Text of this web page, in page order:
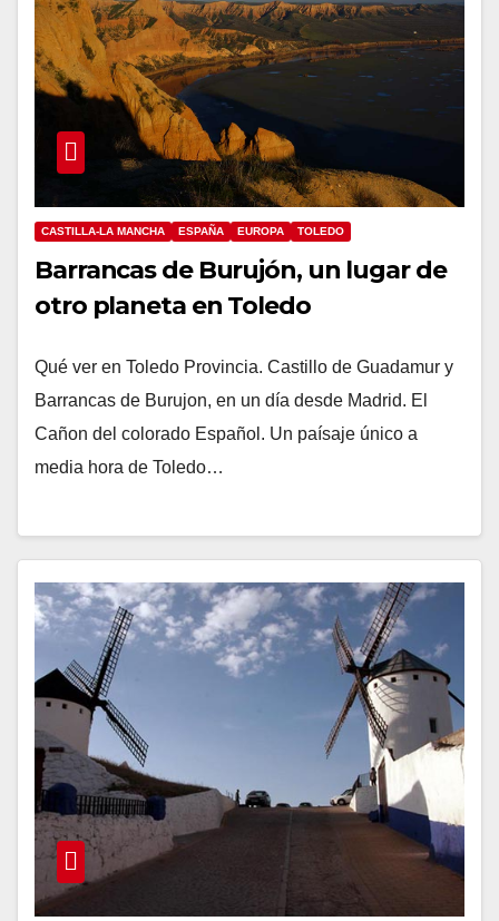
CASTILLA-LA MANCHA ESPAÑA EUROPA TOLEDO
Barrancas de Burujón, un lugar de
otro planeta en Toledo
Qué ver en Toledo Provincia. Castillo de Guadamur y
Barrancas de Burujon, en un día desde Madrid. El
Cañon del colorado Español. Un paísaje único a
media hora de Toledo…